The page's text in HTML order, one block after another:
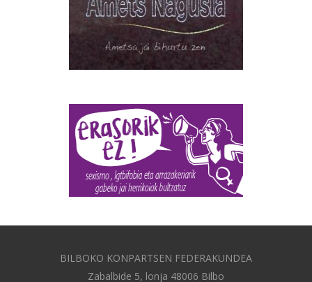
BILBOKO KONPARTSEN FEDERAKUNDEA
Zabalbide 5, lonja 48006 Bilbo